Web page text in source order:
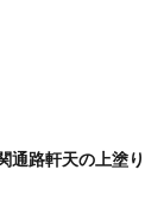
路軒天の上塗り